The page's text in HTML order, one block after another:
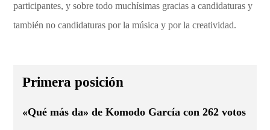
participantes, y sobre todo muchísimas gracias a candidaturas y
también no candidaturas por la música y por la creatividad.
Primera posición
«Qué más da» de Komodo García con 262 votos